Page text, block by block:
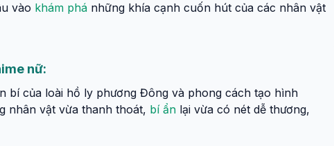
vào khám phá những khía cạnh cuốn hút của các nhân vật
nữ:
bí của loài hồ ly phương Đông và phong cách tạo hình
nhân vật vừa thanh thoát, bí ẩn lại vừa có nét dễ thương,